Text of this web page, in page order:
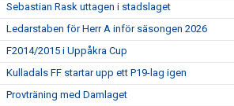
Sebastian Rask uttagen i stadslaget
Ledarstaben för Herr A inför säsongen 2026
F2014/2015 i Uppåkra Cup
Kulladals FF startar upp ett P19-lag igen
Provträning med Damlaget